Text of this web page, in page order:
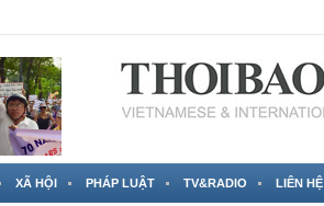
XÃ HỘI PHÁP LUẬT TV&RADIO LIÊN HỆ